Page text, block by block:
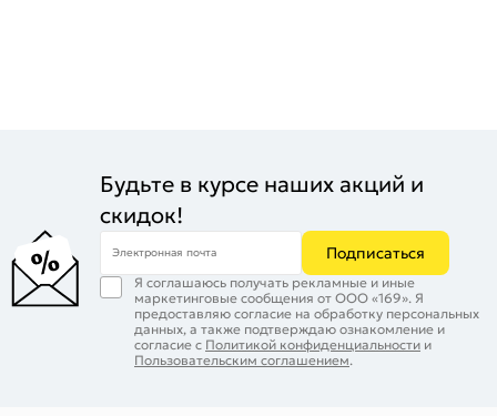
Будьте в курсе наших акций и
скидок!
Электронная почта Подписаться
Я соглашаюсь получать рекламные и иные
маркетинговые сообщения от ООО «169». Я
предоставляю согласие на обработку персональных
данных, а также подтверждаю ознакомление и
согласие с Политикой конфиденциальности и
Пользовательским соглашением.